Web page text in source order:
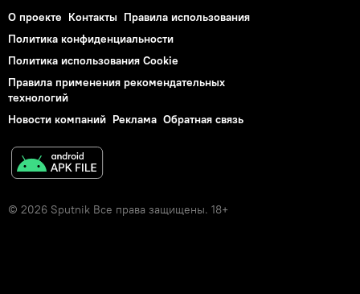
О проекте Контакты Правила использования
Политика конфиденциальности
Политика использования Cookie
Правила применения рекомендательных
технологий
Новости компаний Реклама Обратная связь
© 2026 Sputnik Все права защищены. 18+